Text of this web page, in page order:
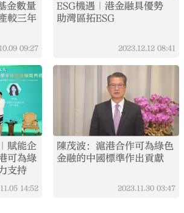
金數量
較三年
09:27
ESG機遇｜港金融具優勢
助灣區拓ESG
2023.12.12 08:41
賦能企
可為綠
支持
14:52
陳茂波：滬港合作可為綠色
金融的中國標準作出貢獻
2023.11.30 03:47